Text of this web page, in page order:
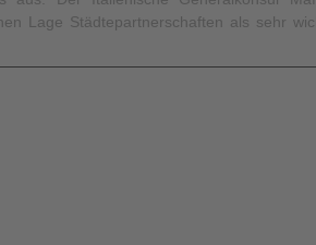
Lage Städtepartnerschaften als sehr